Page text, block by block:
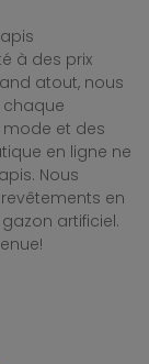
à des prix
atout, nous
et des
en ligne ne
Nous
en
artificiel.